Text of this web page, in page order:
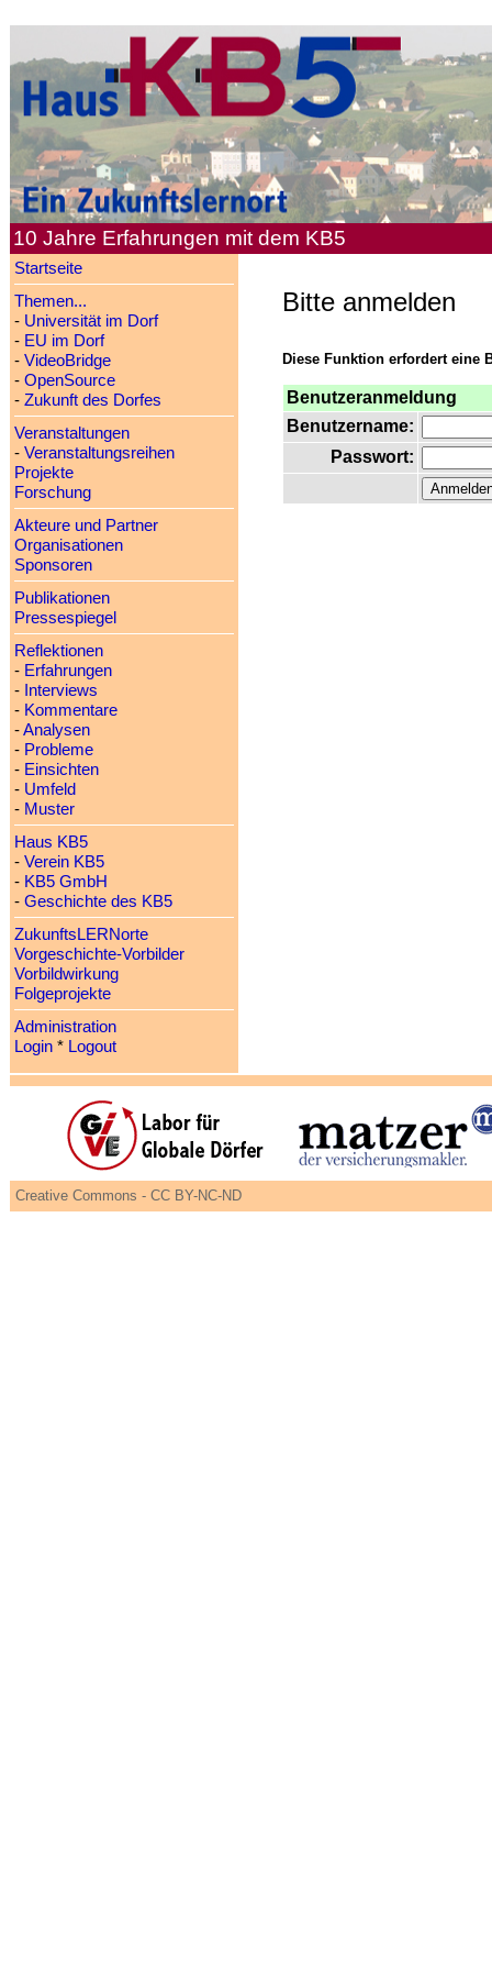
10 Jahre Erfahrungen mit dem KB5
Startseite
Themen...
- Universität im Dorf
- EU im Dorf
- VideoBridge
- OpenSource
- Zukunft des Dorfes
Veranstaltungen
- Veranstaltungsreihen
Projekte
Forschung
Akteure und Partner
Organisationen
Sponsoren
Publikationen
Pressespiegel
Reflektionen
- Erfahrungen
- Interviews
- Kommentare
-Analysen
- Probleme
- Einsichten
- Umfeld
- Muster
Haus KB5
- Verein KB5
- KB5 GmbH
- Geschichte des KB5
ZukunftsLERNorte
Vorgeschichte-Vorbilder
Vorbildwirkung
Folgeprojekte
Administration
Login* Logout
Bitte anmelden
Diese Funktion erfordert eine
Benutzeranmeldung
Benutzername:
Passwort:
Creative Commons - CC BY-NC-ND